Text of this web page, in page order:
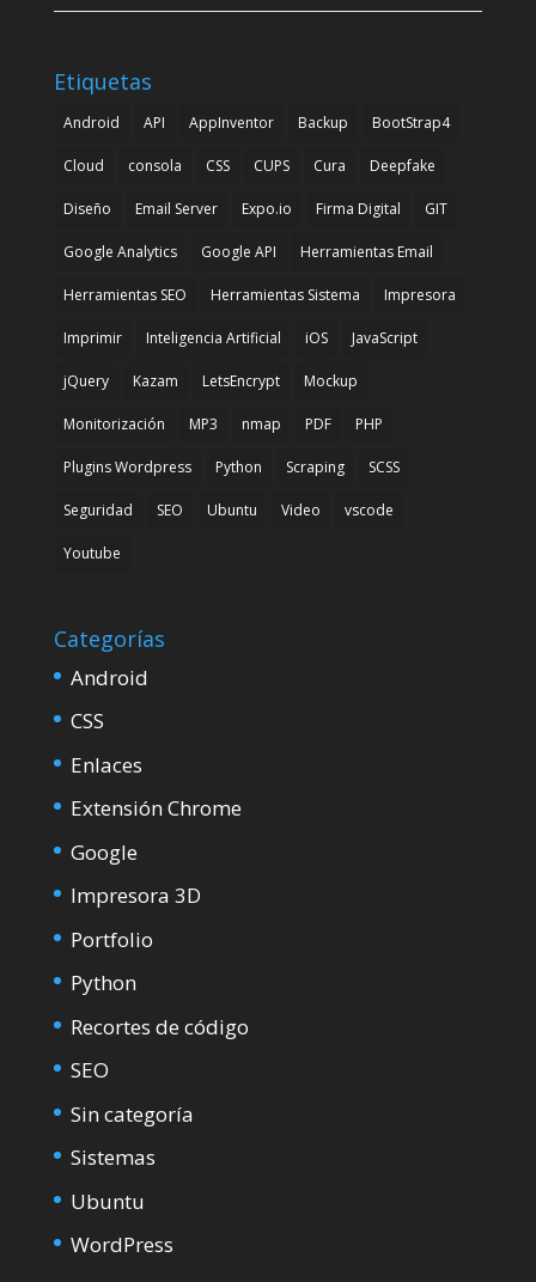
Etiquetas
Android API AppInventor Backup BootStrap4
Cloud consola CSS CUPS Cura Deepfake
Diseño Email Server Expo.io Firma Digital GIT
Google Analytics Google API Herramientas Email
Herramientas SEO Herramientas Sistema Impresora
Imprimir Inteligencia Artificial iOS JavaScript
jQuery Kazam LetsEncrypt Mockup
Monitorización MP3 nmap PDF PHP
Plugins Wordpress Python Scraping SCSS
Seguridad SEO Ubuntu Video vscode
Youtube
Categorías
Android
CSS
Enlaces
Extensión Chrome
Google
Impresora 3D
Portfolio
Python
Recortes de código
SEO
Sin categoría
Sistemas
Ubuntu
WordPress